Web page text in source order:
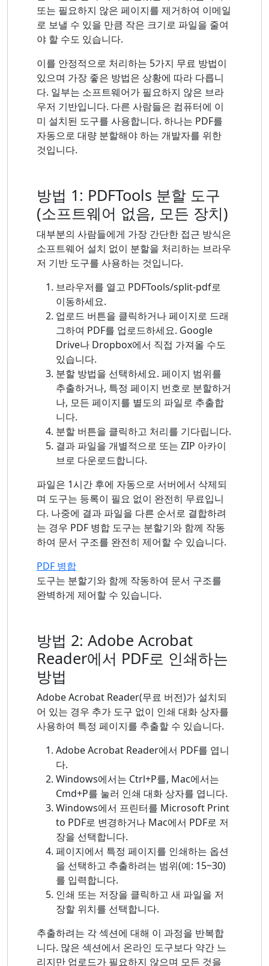
또는 필요하지 않은 페이지를 제거하여 이메일
로 보낼 수 있을 만큼 작은 크기로 파일을 줄여
야 할 수도 있습니다.
이를 안정적으로 처리하는 5가지 무료 방법이
있으며 가장 좋은 방법은 상황에 따라 다릅니
다. 일부는 소프트웨어가 필요하지 않은 브라
우저 기반입니다. 다른 사람들은 컴퓨터에 이
미 설치된 도구를 사용합니다. 하나는 PDF를
자동으로 대량 분할해야 하는 개발자를 위한
것입니다.
방법 1: PDFTools 분할 도구
(소프트웨어 없음, 모든 장치)
대부분의 사람들에게 가장 간단한 접근 방식은
소프트웨어 설치 없이 분할을 처리하는 브라우
저 기반 도구를 사용하는 것입니다.
브라우저를 열고 PDFTools/split-pdf로
이동하세요.
업로드 버튼을 클릭하거나 페이지로 드래
그하여 PDF를 업로드하세요. Google
Drive나 Dropbox에서 직접 가져올 수도
있습니다.
분할 방법을 선택하세요. 페이지 범위를
추출하거나, 특정 페이지 번호로 분할하거
나, 모든 페이지를 별도의 파일로 추출합
니다.
분할 버튼을 클릭하고 처리를 기다립니다.
결과 파일을 개별적으로 또는 ZIP 아카이
브로 다운로드합니다.
파일은 1시간 후에 자동으로 서버에서 삭제되
며 도구는 등록이 필요 없이 완전히 무료입니
다. 나중에 결과 파일을 다른 순서로 결합하려
는 경우 PDF 병합 도구는 분할기와 함께 작동
하여 문서 구조를 완전히 제어할 수 있습니다.
PDF 병합
도구는 분할기와 함께 작동하여 문서 구조를
완벽하게 제어할 수 있습니다.
방법 2: Adobe Acrobat
Reader에서 PDF로 인쇄하는
방법
Adobe Acrobat Reader(무료 버전)가 설치되
어 있는 경우 추가 도구 없이 인쇄 대화 상자를
사용하여 특정 페이지를 추출할 수 있습니다.
Adobe Acrobat Reader에서 PDF를 엽니
다.
Windows에서는 Ctrl+P를, Mac에서는
Cmd+P를 눌러 인쇄 대화 상자를 엽니다.
Windows에서 프린터를 Microsoft Print
to PDF로 변경하거나 Mac에서 PDF로 저
장을 선택합니다.
페이지에서 특정 페이지를 인쇄하는 옵션
을 선택하고 추출하려는 범위(예: 15~30)
를 입력합니다.
인쇄 또는 저장을 클릭하고 새 파일을 저
장할 위치를 선택합니다.
추출하려는 각 섹션에 대해 이 과정을 반복합
니다. 많은 섹션에서 온라인 도구보다 약간 느
리지만 업로드가 필요하지 않으며 모든 것을